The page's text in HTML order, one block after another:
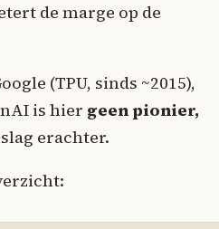
de marge op de
(TPU, sinds ~2015),
is hier geen pionier,
erachter.